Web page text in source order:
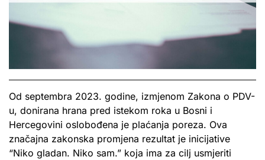
Od septembra 2023. godine, izmjenom Zakona o PDV-
u, donirana hrana pred istekom roka u Bosni i
Hercegovini oslobođena je plaćanja poreza. Ova
značajna zakonska promjena rezultat je inicijative
“Niko gladan. Niko sam.” koja ima za cilj usmjeriti